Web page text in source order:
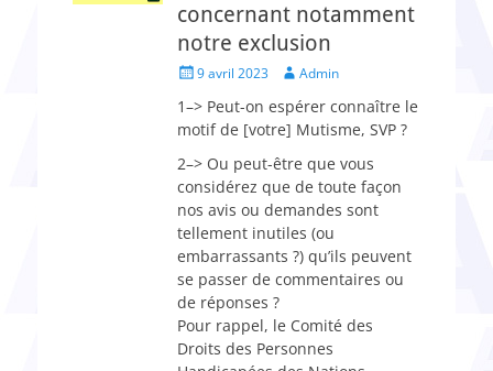
concernant notamment
notre exclusion
Posted9 avril 2023 Author
Admin
1–> Peut-on espérer connaître le
motif de [votre] Mutisme, SVP ?
2–> Ou peut-être que vous
considérez que de toute façon
nos avis ou demandes sont
tellement inutiles (ou
embarrassants ?) qu’ils peuvent
se passer de commentaires ou
de réponses ?
Pour rappel, le Comité des
Droits des Personnes